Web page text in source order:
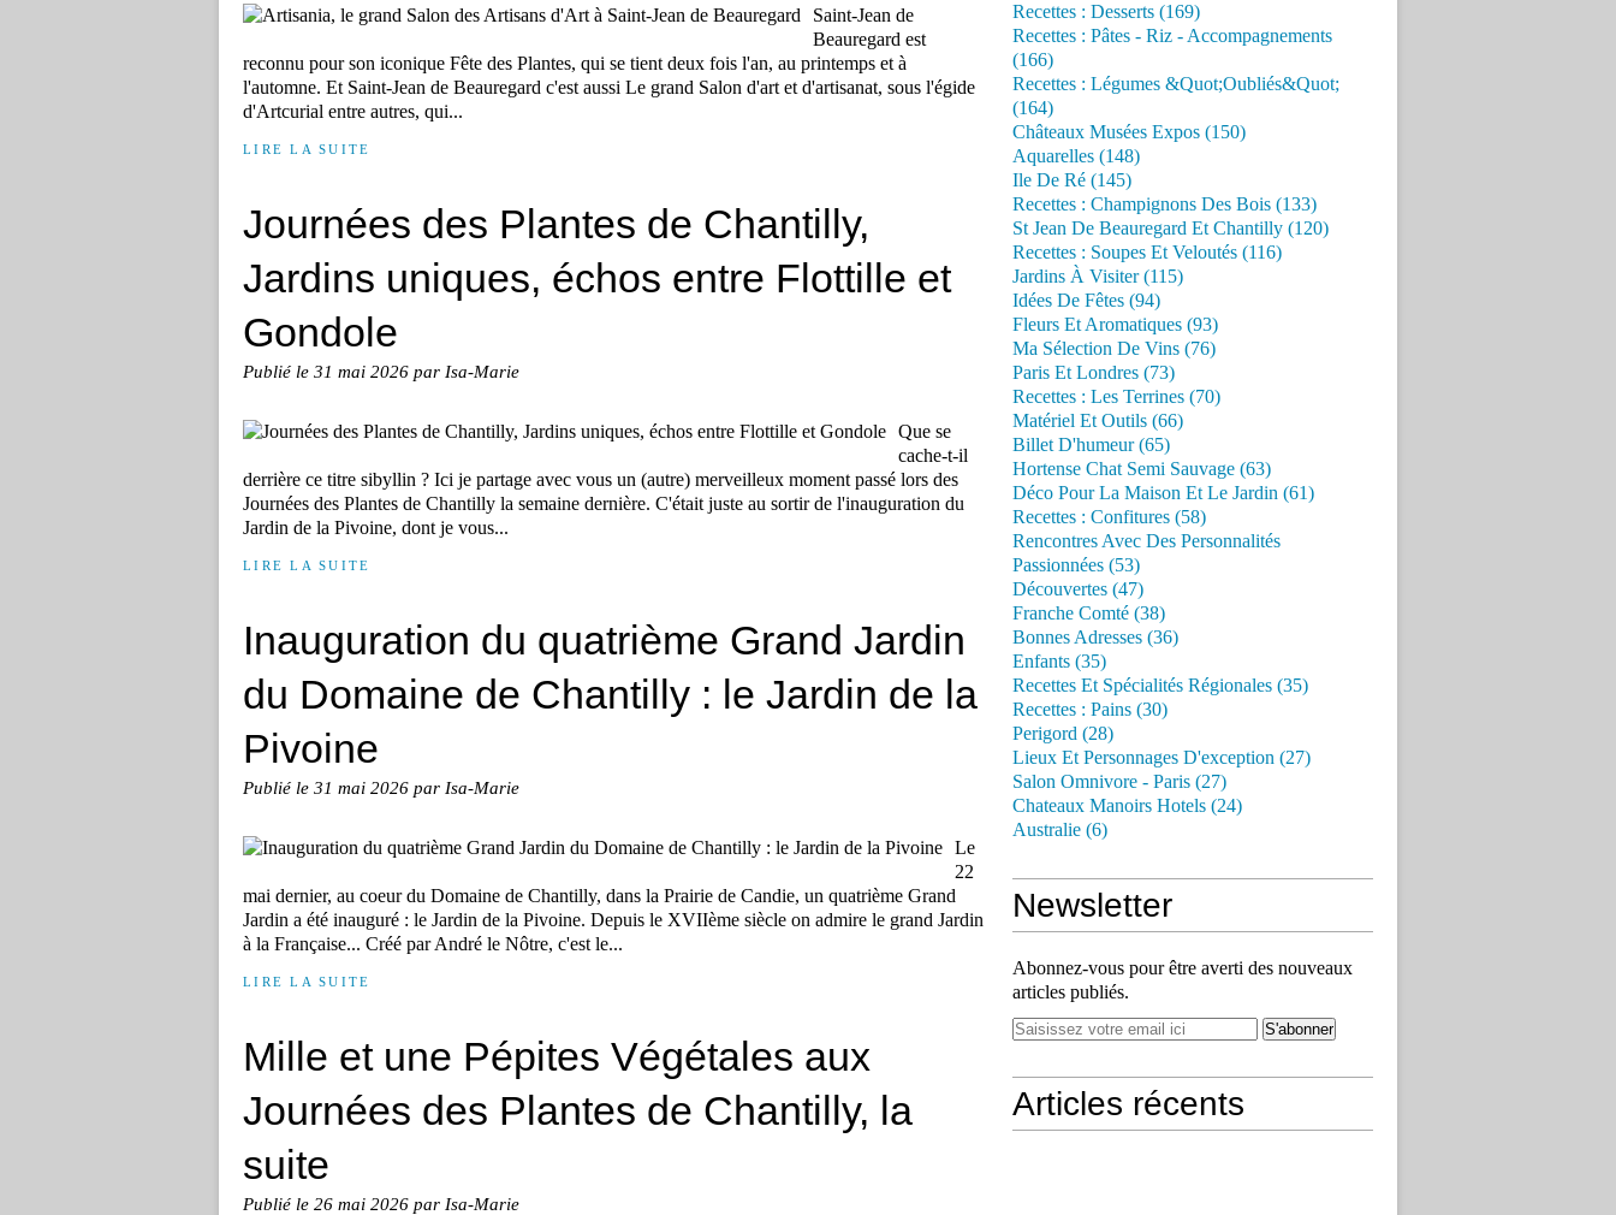
Saint-Jean de
Beauregard est
reconnu pour son iconique Fête des Plantes, qui se tient deux fois l'an, au printemps et à
l'automne. Et Saint-Jean de Beauregard c'est aussi Le grand Salon d'art et d'artisanat, sous l'égide
d'Artcurial entre autres, qui...
LIRE LA SUITE
Journées des Plantes de Chantilly,
Jardins uniques, échos entre Flottille et
Gondole
Publié le 31 mai 2026 par Isa-Marie
Que se
cache-t-il
derrière ce titre sibyllin ? Ici je partage avec vous un (autre) merveilleux moment passé lors des
Journées des Plantes de Chantilly la semaine dernière. C'était juste au sortir de l'inauguration du
Jardin de la Pivoine, dont je vous...
LIRE LA SUITE
Inauguration du quatrième Grand Jardin
du Domaine de Chantilly : le Jardin de la
Pivoine
Publié le 31 mai 2026 par Isa-Marie
Le
22
mai dernier, au coeur du Domaine de Chantilly, dans la Prairie de Candie, un quatrième Grand
Jardin a été inauguré : le Jardin de la Pivoine. Depuis le XVIIème siècle on admire le grand Jardin
à la Française... Créé par André le Nôtre, c'est le...
LIRE LA SUITE
Mille et une Pépites Végétales aux
Journées des Plantes de Chantilly, la
suite
Publié le 26 mai 2026 par Isa-Marie
Recettes : Desserts (169)
Recettes : Pâtes - Riz - Accompagnements
(166)
Recettes : Légumes &Quot;Oubliés&Quot;
(164)
Châteaux Musées Expos (150)
Aquarelles (148)
Ile De Ré (145)
Recettes : Champignons Des Bois (133)
St Jean De Beauregard Et Chantilly (120)
Recettes : Soupes Et Veloutés (116)
Jardins À Visiter (115)
Idées De Fêtes (94)
Fleurs Et Aromatiques (93)
Ma Sélection De Vins (76)
Paris Et Londres (73)
Recettes : Les Terrines (70)
Matériel Et Outils (66)
Billet D'humeur (65)
Hortense Chat Semi Sauvage (63)
Déco Pour La Maison Et Le Jardin (61)
Recettes : Confitures (58)
Rencontres Avec Des Personnalités
Passionnées (53)
Découvertes (47)
Franche Comté (38)
Bonnes Adresses (36)
Enfants (35)
Recettes Et Spécialités Régionales (35)
Recettes : Pains (30)
Perigord (28)
Lieux Et Personnages D'exception (27)
Salon Omnivore - Paris (27)
Chateaux Manoirs Hotels (24)
Australie (6)
Newsletter
Abonnez-vous pour être averti des nouveaux
articles publiés.
Articles récents